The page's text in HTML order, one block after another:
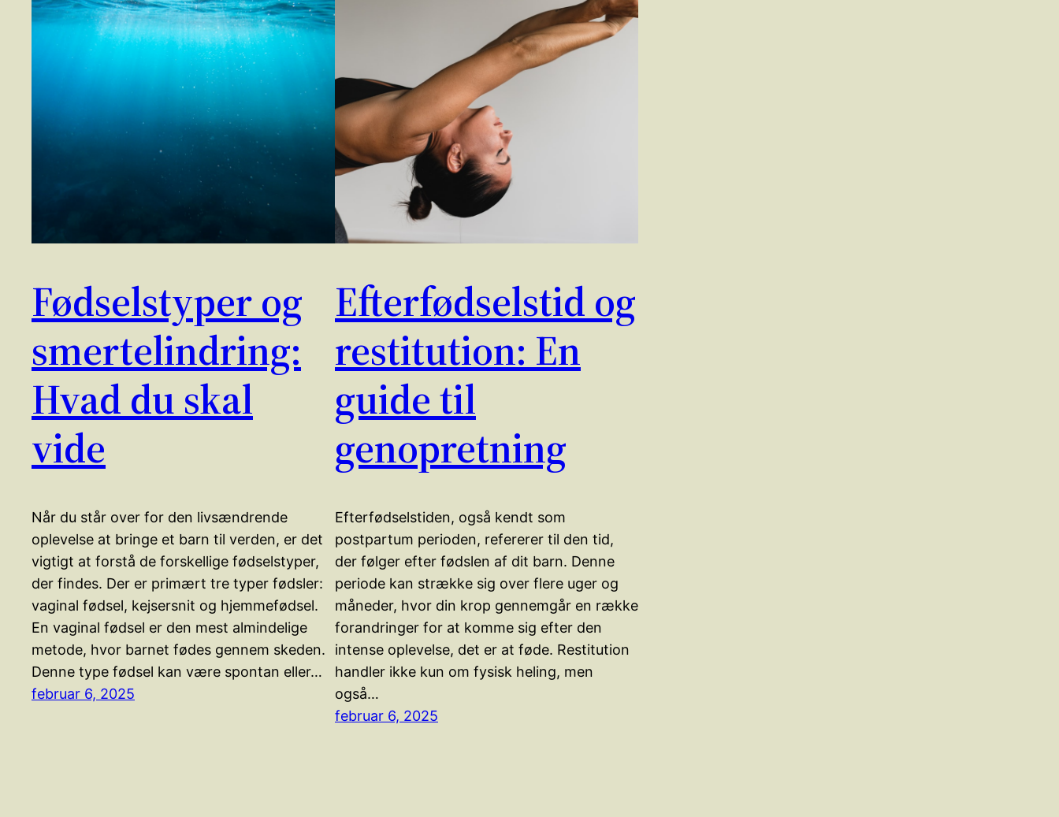
Fødselstyper og
smertelindring:
Hvad du skal
vide
Når du står over for den livsændrende
oplevelse at bringe et barn til verden, er det
vigtigt at forstå de forskellige fødselstyper,
der findes. Der er primært tre typer fødsler:
vaginal fødsel, kejsersnit og hjemmefødsel.
En vaginal fødsel er den mest almindelige
metode, hvor barnet fødes gennem skeden.
Denne type fødsel kan være spontan eller…
februar 6, 2025
Efterfødselstid og
restitution: En
guide til
genopretning
Efterfødselstiden, også kendt som
postpartum perioden, refererer til den tid,
der følger efter fødslen af dit barn. Denne
periode kan strække sig over flere uger og
måneder, hvor din krop gennemgår en række
forandringer for at komme sig efter den
intense oplevelse, det er at føde. Restitution
handler ikke kun om fysisk heling, men
også…
februar 6, 2025